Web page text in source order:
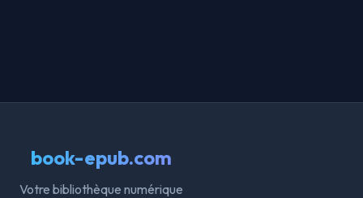
book-epub.com
Votre bibliothèque numérique